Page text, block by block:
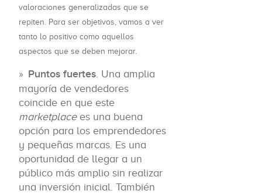
valoraciones generalizadas que se
repiten. Para ser objetivos, vamos a ver
tanto lo positivo como aquellos
aspectos que se deben mejorar.
Puntos fuertes. Una amplia
mayoría de vendedores
coincide en que este
marketplacees una buena
opción para los emprendedores
y pequeñas marcas. Es una
oportunidad de llegar a un
público más amplio sin realizar
una inversión inicial. También